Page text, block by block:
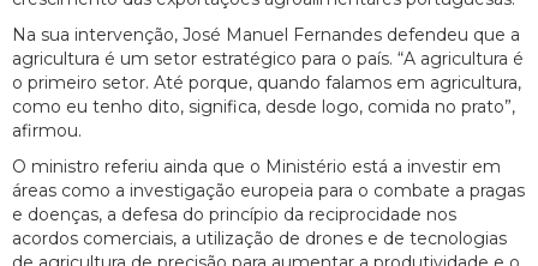
Na sua intervenção, José Manuel Fernandes defendeu que a
agricultura é um setor estratégico para o país. “A agricultura é
o primeiro setor. Até porque, quando falamos em agricultura,
como eu tenho dito, significa, desde logo, comida no prato”,
afirmou.
O ministro referiu ainda que o Ministério está a investir em
áreas como a investigação europeia para o combate a pragas
e doenças, a defesa do princípio da reciprocidade nos
acordos comerciais, a utilização de drones e de tecnologias